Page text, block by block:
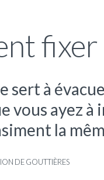
sert à
vous ayez
la
DE GOUTTIÈRES